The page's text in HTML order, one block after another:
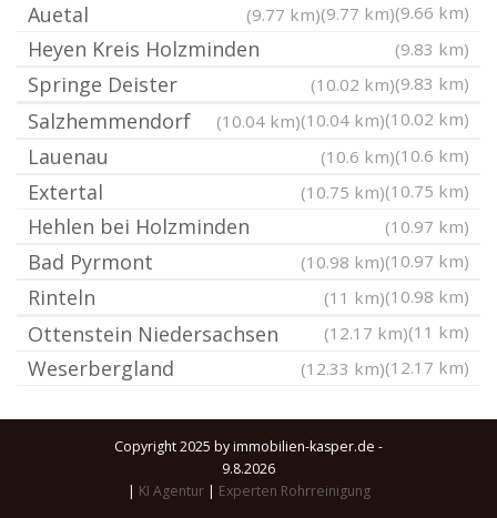
(9.66 km)
(9.77 km)
Auetal (9.77 km)
Heyen Kreis Holzminden
(9.83 km)
(9.83 km)
Springe Deister
(10.02 km)
(10.02 km)
(10.04 km)
Salzhemmendorf
(10.04 km)
(10.6 km)
Lauenau
(10.6 km)
(10.75 km)
Extertal (10.75 km)
Hehlen bei Holzminden
(10.97 km)
(10.97 km)
Bad Pyrmont
(10.98 km)
(10.98 km)
Rinteln
(11 km)
(11 km)
(12.17 km)
Ottenstein Niedersachsen
(12.17 km)
Weserbergland (12.33 km)
Copyright 2025 by immobilien-kasper.de -
9.8.2026
| KI Agentur| Experten Rohrreinigung